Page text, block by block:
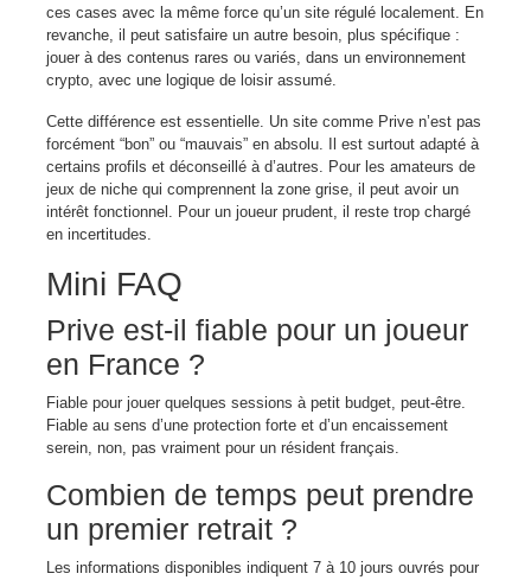
ces cases avec la même force qu’un site régulé localement. En
revanche, il peut satisfaire un autre besoin, plus spécifique :
jouer à des contenus rares ou variés, dans un environnement
crypto, avec une logique de loisir assumé.
Cette différence est essentielle. Un site comme Prive n’est pas
forcément “bon” ou “mauvais” en absolu. Il est surtout adapté à
certains profils et déconseillé à d’autres. Pour les amateurs de
jeux de niche qui comprennent la zone grise, il peut avoir un
intérêt fonctionnel. Pour un joueur prudent, il reste trop chargé
en incertitudes.
Mini FAQ
Prive est-il fiable pour un joueur
en France ?
Fiable pour jouer quelques sessions à petit budget, peut-être.
Fiable au sens d’une protection forte et d’un encaissement
serein, non, pas vraiment pour un résident français.
Combien de temps peut prendre
un premier retrait ?
Les informations disponibles indiquent 7 à 10 jours ouvrés pour